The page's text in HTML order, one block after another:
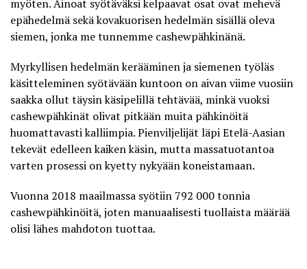
myöten. Ainoat syötäväksi kelpaavat osat ovat mehevä
epähedelmä sekä kovakuorisen hedelmän sisällä oleva
siemen, jonka me tunnemme cashewpähkinänä.
Myrkyllisen hedelmän kerääminen ja siemenen työläs
käsitteleminen syötävään kuntoon on aivan viime vuosiin
saakka ollut täysin käsipelillä tehtävää, minkä vuoksi
cashewpähkinät olivat pitkään muita pähkinöitä
huomattavasti kalliimpia. Pienviljelijät läpi Etelä-Aasian
tekevät edelleen kaiken käsin, mutta massatuotantoa
varten prosessi on kyetty nykyään koneistamaan.
Vuonna 2018 maailmassa syötiin 792 000 tonnia
cashewpähkinöitä, joten manuaalisesti tuollaista määrää
olisi lähes mahdoton tuottaa.